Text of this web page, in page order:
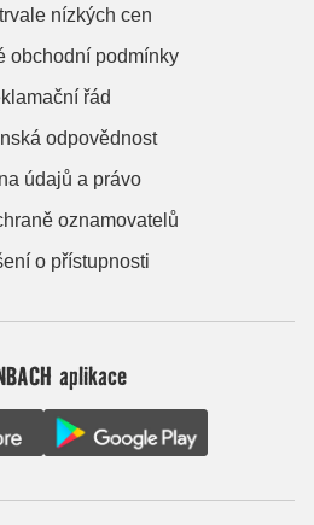
nízkých cen
obchodní podmínky
řád
odpovědnost
údajů a právo
oznamovatelů
o přístupnosti
aplikace